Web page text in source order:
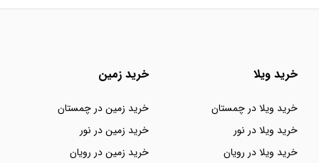
خرید ویلا
خرید ویلا در چمستان
خرید ویلا در نور
خرید ویلا در رویان
خرید زمین
خرید زمین در چمستان
خرید زمین در نور
خرید زمین در رویان